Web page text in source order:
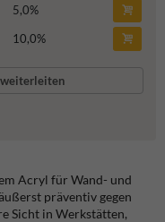
5,0%
10,0%
weiterleiten
Acryl für Wand- und
präventiv gegen
Sicht in Werkstätten,